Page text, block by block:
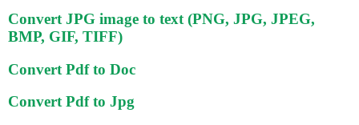
Convert JPG image to text (PNG, JPG, JPEG,
BMP, GIF, TIFF)
Convert Pdf to Doc
Convert Pdf to Jpg